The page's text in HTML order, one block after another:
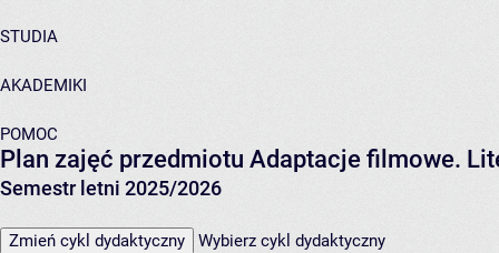
STUDIA
AKADEMIKI
POMOC
Plan zajęć przedmiotu Adaptacje filmowe.
Semestr letni 2025/2026
Zmień cykl dydaktyczny Wybierz cykl dydaktyczny